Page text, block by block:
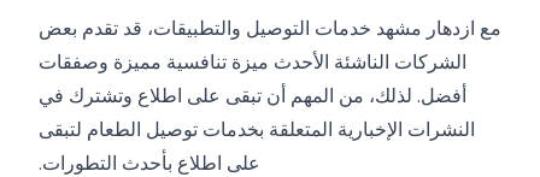
مع ازدهار مشهد خدمات التوصيل والتطبيقات، قد تقدم بعض
الشركات الناشئة الأحدث ميزة تنافسية مميزة وصفقات
أفضل. لذلك، من المهم أن تبقى على اطلاع وتشترك في
النشرات الإخبارية المتعلقة بخدمات توصيل الطعام لتبقى
على اطلاع بأحدث التطورات.